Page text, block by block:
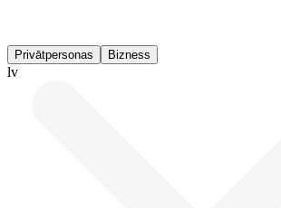
Privātpersonas Bizness
lv